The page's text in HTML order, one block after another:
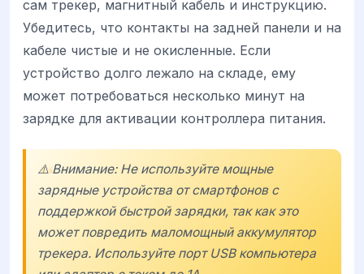
сам трекер, магнитный кабель и инструкцию.
Убедитесь, что контакты на задней панели и на
кабеле чистые и не окисленные. Если
устройство долго лежало на складе, ему
может потребоваться несколько минут на
зарядке для активации контроллера питания.
⚠️ Внимание: Не используйте мощные
зарядные устройства от смартфонов с
поддержкой быстрой зарядки, так как это
может повредить маломощный аккумулятор
трекера. Используйте порт USB компьютера